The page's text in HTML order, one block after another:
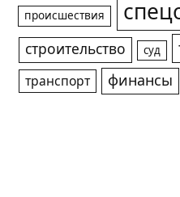
происшествия
строительство суд
транспорт финансы